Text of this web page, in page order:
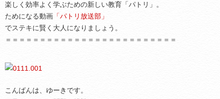
楽しく効率よく学ぶための新しい教育「パトリ」。
ためになる動画 「パトリ放送部」
でステキに賢く大人になりましょう。
＝＝＝＝＝＝＝＝＝＝＝＝＝＝＝＝＝＝＝＝＝＝＝＝＝
こんばんは、ゆーきです。